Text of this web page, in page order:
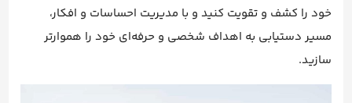
خود را کشف و تقویت کنید و با مدیریت احساسات و افکار،
مسیر دستیابی به اهداف شخصی و حرفه‌ای خود را هموارتر
سازید.